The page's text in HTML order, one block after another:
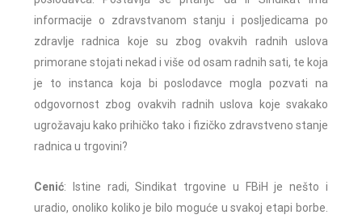
informacije o zdravstvanom stanju i posljedicama po
zdravlje radnica koje su zbog ovakvih radnih uslova
primorane stojati nekad i više od osam radnih sati, te koja
je to instanca koja bi poslodavce mogla pozvati na
odgovornost zbog ovakvih radnih uslova koje svakako
ugrožavaju kako prihičko tako i fizičko zdravstveno stanje
radnica u trgovini?
Cenić: Istine radi, Sindikat trgovine u FBiH je nešto i
uradio, onoliko koliko je bilo moguće u svakoj etapi borbe.